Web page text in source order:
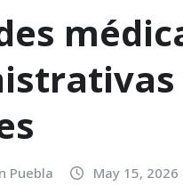
Puebla May 15, 2026